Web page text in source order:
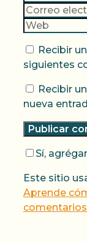
Recibir
siguientes
Recibir
nueva
Sí,
Este sitio
Aprende